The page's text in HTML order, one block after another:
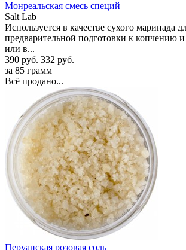
Монреальская смесь специй
Salt Lab
Используется в качестве сухого маринада
предварительной подготовки к копчению
или в...
390 руб. 332 руб.
за 85 грамм
Всё продано...
Перуанская розовая соль